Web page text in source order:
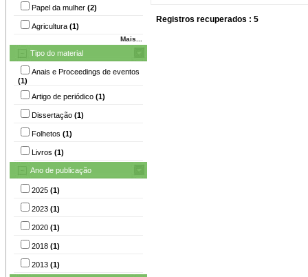
Papel da mulher (2)
Agricultura (1)
Mais...
Tipo do material
Anais e Proceedings de eventos
(1)
Artigo de periódico (1)
Dissertação (1)
Folhetos (1)
Livros (1)
Ano de publicação
2025 (1)
2023 (1)
2020 (1)
2018 (1)
2013 (1)
Registros recuperados : 5